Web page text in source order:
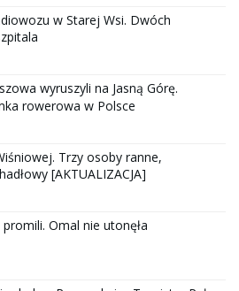
w Starej Wsi. Dwóch
wyruszyli na Jasną Górę.
rowerowa w Polsce
Trzy osoby ranne,
[AKTUALIZACJA]
Omal nie utonęła